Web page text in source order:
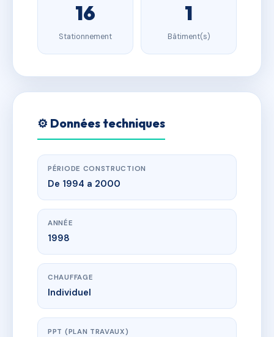
16
Stationnement
1
Bâtiment(s)
⚙️ Données techniques
PÉRIODE CONSTRUCTION
De 1994 a 2000
ANNÉE
1998
CHAUFFAGE
Individuel
PPT (PLAN TRAVAUX)